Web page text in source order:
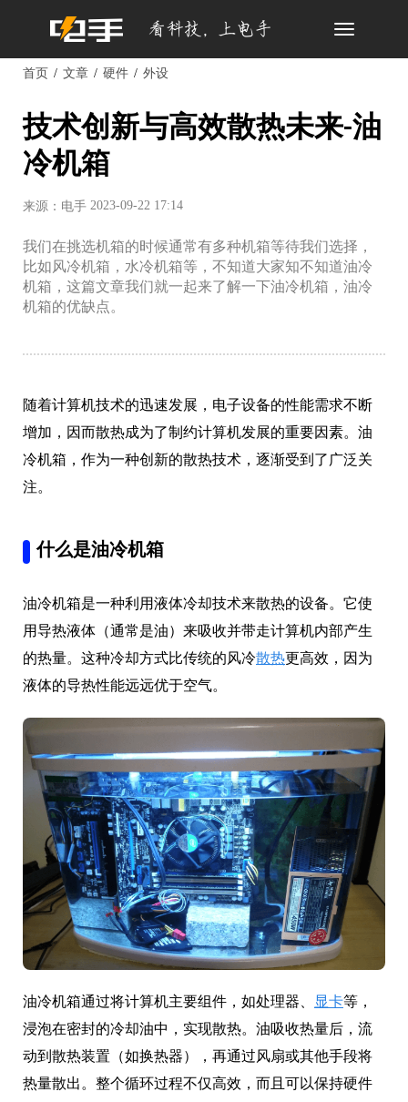
Toggle
首页 文章 硬件 外设
技术创新与高效散热未来-油
冷机箱
来源：电手 2023-09-22 17:14
我们在挑选机箱的时候通常有多种机箱等待我们选择，
比如风冷机箱，水冷机箱等，不知道大家知不知道油冷
机箱，这篇文章我们就一起来了解一下油冷机箱，油冷
机箱的优缺点。
随着计算机技术的迅速发展，电子设备的性能需求不断
增加，因而散热成为了制约计算机发展的重要因素。油
冷机箱，作为一种创新的散热技术，逐渐受到了广泛关
注。
什么是油冷机箱
油冷机箱是一种利用液体冷却技术来散热的设备。它使
用导热液体（通常是油）来吸收并带走计算机内部产生
的热量。这种冷却方式比传统的风冷散热更高效，因为
液体的导热性能远远优于空气。
油冷机箱通过将计算机主要组件，如处理器、 显卡等，
浸泡在密封的冷却油中，实现散热。油吸收热量后，流
动到散热装置（如换热器），再通过风扇或其他手段将
热量散出。整个循环过程不仅高效，而且可以保持硬件